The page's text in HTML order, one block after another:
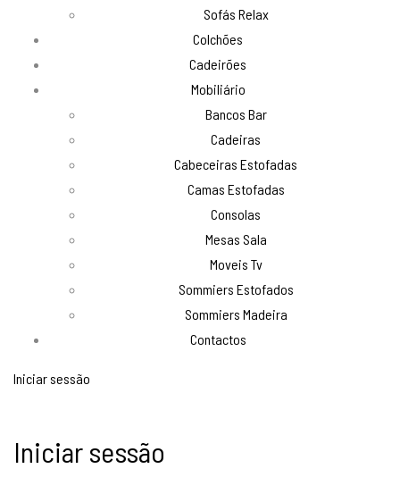
Sofás Relax
Colchões
Cadeirões
Mobiliário
Bancos Bar
Cadeiras
Cabeceiras Estofadas
Camas Estofadas
Consolas
Mesas Sala
Moveis Tv
Sommiers Estofados
Sommiers Madeira
Contactos
Iniciar sessão
Iniciar sessão